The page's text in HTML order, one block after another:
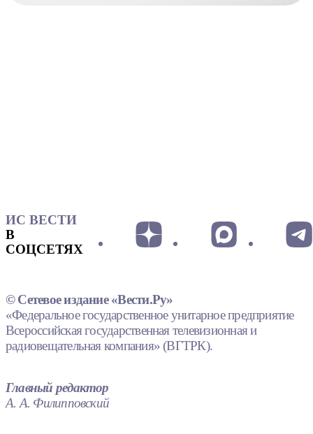
ИС ВЕСТИ
В
СОЦСЕТЯХ
© Сетевое издание «Вести.Ру»
«Федеральное государственное унитарное предприятие
Всероссийская государственная телевизионная и
радиовещательная компания» (ВГТРК).
Главный редактор
А. А. Филипповский